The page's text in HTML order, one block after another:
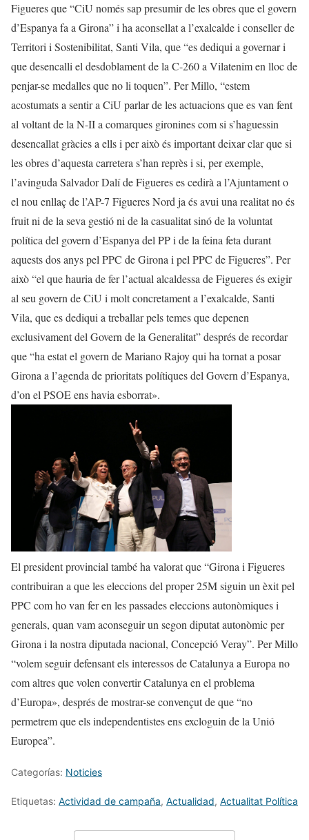
Figueres que “CiU només sap presumir de les obres que el govern
d’Espanya fa a Girona” i ha aconsellat a l’exalcalde i conseller de
Territori i Sostenibilitat, Santi Vila, que “es dediqui a governar i
que desencalli el desdoblament de la C-260 a Vilatenim en lloc de
penjar-se medalles que no li toquen”. Per Millo, “estem
acostumats a sentir a CiU parlar de les actuacions que es van fent
al voltant de la N-II a comarques gironines com si s’haguessin
desencallat gràcies a ells i per això és important deixar clar que si
les obres d’aquesta carretera s’han reprès i si, per exemple,
l’avinguda Salvador Dalí de Figueres es cedirà a l’Ajuntament o
el nou enllaç de l’AP-7 Figueres Nord ja és avui una realitat no és
fruit ni de la seva gestió ni de la casualitat sinó de la voluntat
política del govern d’Espanya del PP i de la feina feta durant
aquests dos anys pel PPC de Girona i pel PPC de Figueres”. Per
això “el que hauria de fer l’actual alcaldessa de Figueres és exigir
al seu govern de CiU i molt concretament a l’exalcalde, Santi
Vila, que es dediqui a treballar pels temes que depenen
exclusivament del Govern de la Generalitat” després de recordar
que “ha estat el govern de Mariano Rajoy qui ha tornat a posar
Girona a l’agenda de prioritats polítiques del Govern d’Espanya,
d’on el PSOE ens havia esborrat».
El president provincial també ha valorat que “Girona i Figueres
contribuiran a que les eleccions del proper 25M siguin un èxit pel
PPC com ho van fer en les passades eleccions autonòmiques i
generals, quan vam aconseguir un segon diputat autonòmic per
Girona i la nostra diputada nacional, Concepció Veray”. Per Millo
“volem seguir defensant els interessos de Catalunya a Europa no
com altres que volen convertir Catalunya en el problema
d’Europa», després de mostrar-se convençut de que “no
permetrem que els independentistes ens excloguin de la Unió
Europea”.
Categorías: Noticies
Etiquetas: Actividad de campaña, Actualidad, Actualitat Política